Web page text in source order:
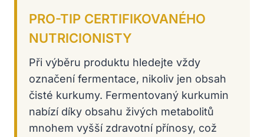
PRO-TIP CERTIFIKOVANÉHO
NUTRICIONISTY
Při výběru produktu hledejte vždy
označení fermentace, nikoliv jen obsah
čisté kurkumy. Fermentovaný kurkumin
nabízí díky obsahu živých metabolitů
mnohem vyšší zdravotní přínosy, což